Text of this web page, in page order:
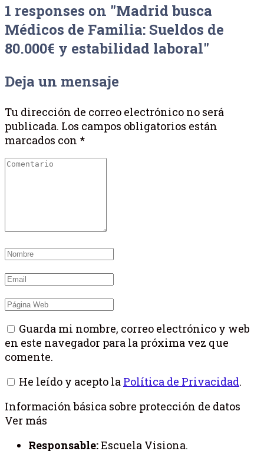
1 responses on "Madrid busca
Médicos de Familia: Sueldos de
80.000€ y estabilidad laboral"
Deja un mensaje
Tu dirección de correo electrónico no será
publicada. Los campos obligatorios están
marcados con *
Guarda mi nombre, correo electrónico y web
en este navegador para la próxima vez que
comente.
He leído y acepto la Política de Privacidad.
Información básica sobre protección de datos
Ver más
Responsable:Escuela Visiona.